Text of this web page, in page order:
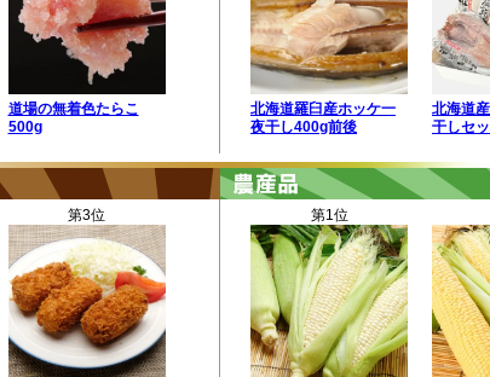
道場の無着色たらこ
500g
北海道羅臼産ホッケ一
夜干し400g前後
北海道
干しセ
第3位 第1位